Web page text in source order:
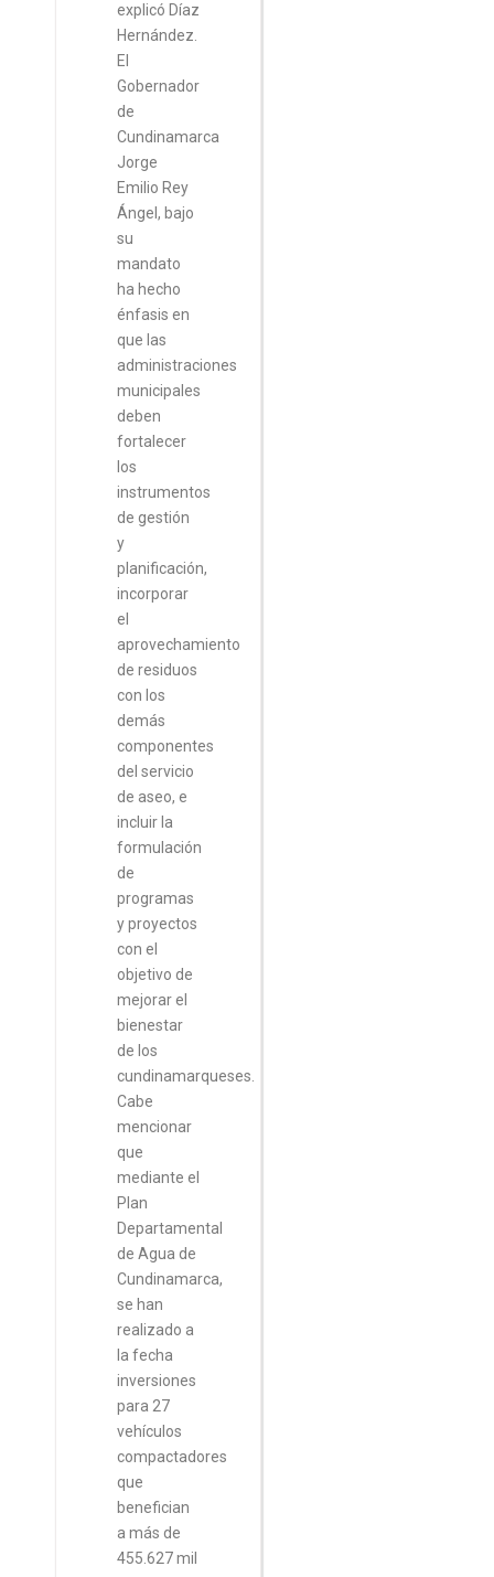
explicó Díaz
Hernández.
El
Gobernador
de
Cundinamarca
Jorge
Emilio Rey
Ángel, bajo
su
mandato
ha hecho
énfasis en
que las
administraciones
municipales
deben
fortalecer
los
instrumentos
de gestión
y
planificación,
incorporar
el
aprovechamiento
de residuos
con los
demás
componentes
del servicio
de aseo, e
incluir la
formulación
de
programas
y proyectos
con el
objetivo de
mejorar el
bienestar
de los
cundinamarqueses.
Cabe
mencionar
que
mediante el
Plan
Departamental
de Agua de
Cundinamarca,
se han
realizado a
la fecha
inversiones
para 27
vehículos
compactadores
que
benefician
a más de
455.627 mil